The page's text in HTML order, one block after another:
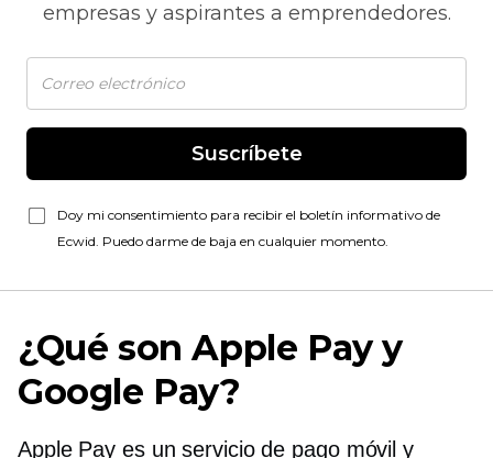
empresas y aspirantes a emprendedores.
Suscríbete
Doy mi consentimiento para recibir el boletín informativo de
Ecwid. Puedo darme de baja en cualquier momento.
¿Qué son Apple Pay y
Google Pay?
Apple Pay es un servicio de pago móvil y